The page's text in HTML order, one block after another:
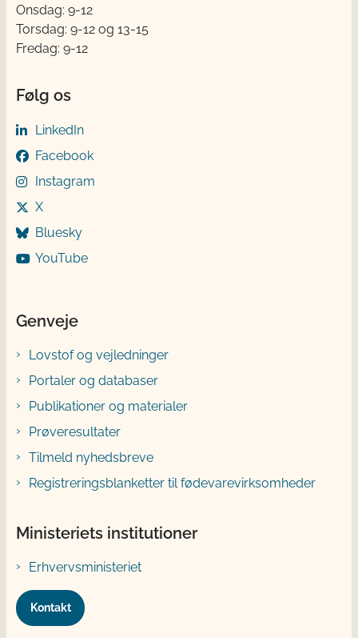
Onsdag: 9-12
Torsdag: 9-12 og 13-15
Fredag: 9-12
Følg os
LinkedIn
Facebook
Instagram
X
Bluesky
YouTube
Genveje
Lovstof og vejledninger
Portaler og databaser
Publikationer og materialer
Prøveresultater
Tilmeld nyhedsbreve
Registreringsblanketter til fødevarevirksomheder
Ministeriets institutioner
Erhvervsministeriet
Kontakt